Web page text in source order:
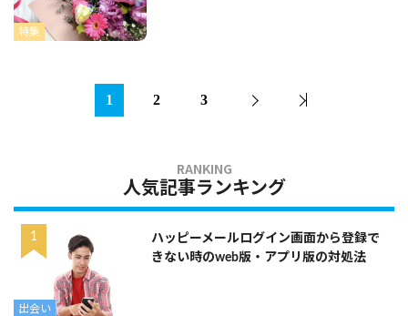
特集
1 2 3
人気記事ランキング
出会い
ハッピーメールログイン画面から登録で
きない時のweb版・アプリ版の対処法